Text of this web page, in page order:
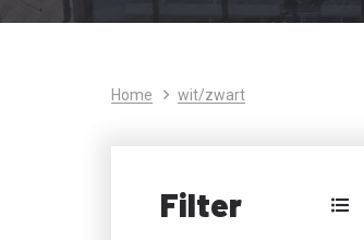
Home wit/zwart
Filter